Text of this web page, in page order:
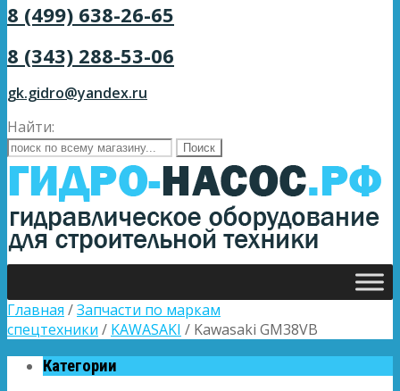
8 (499) 638-26-65
8 (343) 288-53-06
gk.gidro@yandex.ru
Найти:
Главная /Запчасти по маркам
спецтехники / KAWASAKI / Kawasaki GM38VB
Категории